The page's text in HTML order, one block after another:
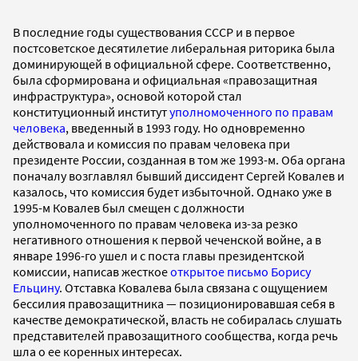
В последние годы существования СССР и в первое
постсоветское десятилетие либеральная риторика была
доминирующей в официальной сфере. Соответственно,
была сформирована и официальная «правозащитная
инфраструктура», основой которой стал
конституционный институтуполномоченного по правам
человека, введенный в 1993 году. Но одновременно
действовала и комиссия по правам человека при
президенте России, созданная в том же 1993-м. Оба органа
поначалу возглавлял бывший диссидент Сергей Ковалев и
казалось, что комиссия будет избыточной. Однако уже в
1995-м Ковалев был смещен с должности
уполномоченного по правам человека из-за резко
негативного отношения к первой чеченской войне, а в
январе 1996-го ушел и с поста главы президентской
комиссии, написав жесткоеоткрытое письмо Борису
Ельцину. Отставка Ковалева была связана с ощущением
бессилия правозащитника — позиционировавшая себя в
качестве демократической, власть не собиралась слушать
представителей правозащитного сообщества, когда речь
шла о ее коренных интересах.